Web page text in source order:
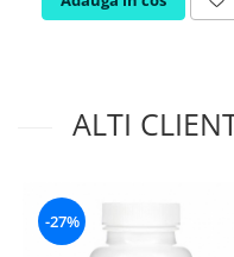
ALTI
-27%